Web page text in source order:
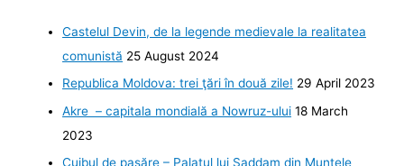
Castelul Devin, de la legende medievale la realitatea
comunistă 25 August 2024
Republica Moldova: trei ţări în două zile! 29 April 2023
Akre – capitala mondială a Nowruz-ului 18 March
2023
Cuibul de pasăre – Palatul lui Saddam din Muntele